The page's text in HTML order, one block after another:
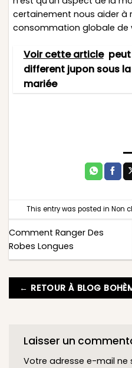
certainement nous aider à
consommation globale de
Voir cette article
different jupon sous
mariée
This entry was posted in Non
Comment Ranger Des
Robes Longues
← RETOUR À BLOG
Laisser un
Votre adresse e-mail ne